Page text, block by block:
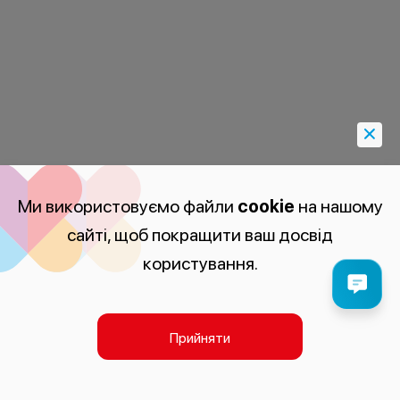
Ми використовуємо файли cookie на нашому
сайті, щоб покращити ваш досвід
користування.
Прийняти